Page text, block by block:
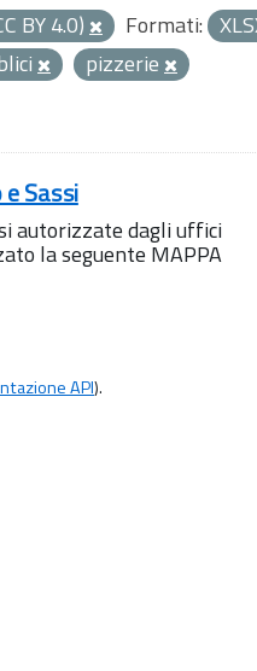
BY 4.0)
Formati:
pizzerie
Sassi
autorizzate dagli uffici
la seguente MAPPA
API).